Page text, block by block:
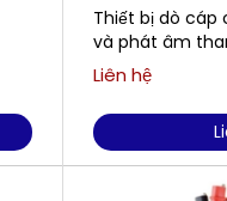
Thiết bị dò cáp
và phát âm
Liên hệ